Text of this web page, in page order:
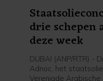
drie schepen
deze week
DUBAI (ANP/RTR) -
Adnoc, het
Verenigde Arabische